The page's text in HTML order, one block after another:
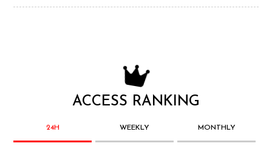
ACCESS RANKING
24H WEEKLY MONTHLY